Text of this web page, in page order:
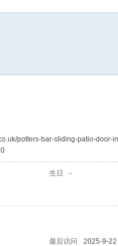
potters-bar-sliding-patio-door-
生日 -
最后访问
2025-9-